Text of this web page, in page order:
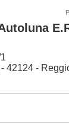
42124 -